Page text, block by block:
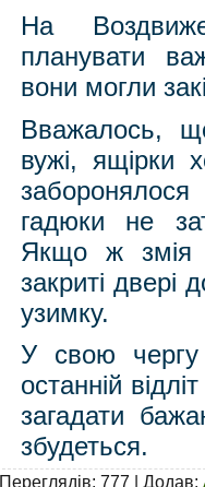
На
планувати
вони могли
Вважалось,
вужі, ящірки
гадюки не
Якщо ж змія
закриті двері
узимку.
У свою
останній
загадати
збудеться.
Переглядів: 777 | Додав: